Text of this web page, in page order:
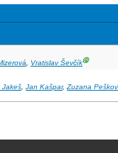
, Vratislav ŠevčíkⒼ
Jakeš, Jan Kašpar,Zuzana